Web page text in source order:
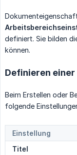
definiert. Sie bilden
können.
Definieren
Beim Erstellen oder
folgende
Einstellung
Titel